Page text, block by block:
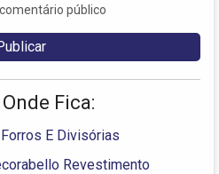
público
Fica:
E Divisórias
Revestimento